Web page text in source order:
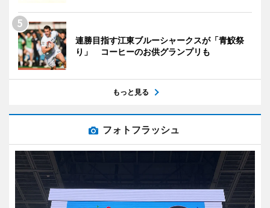
連勝目指す江東ブルーシャークスが「青鮫祭
り」 コーヒーのお供グランプリも
もっと見る
フォトフラッシュ